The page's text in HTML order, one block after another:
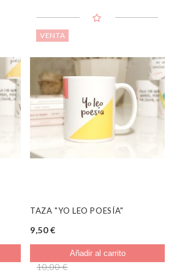
VENTA
TAZA "YO LEO POESÍA"
9,50 €
Añadir al carrito
10,00 €